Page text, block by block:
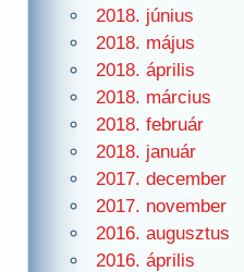
2018. június
2018. május
2018. április
2018. március
2018. február
2018. január
2017. december
2017. november
2016. augusztus
2016. április